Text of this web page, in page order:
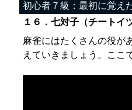
初心者７級：最初に覚え
１６．七対子（チートイ
麻雀にはたくさんの役が
えていきましょう。ここ